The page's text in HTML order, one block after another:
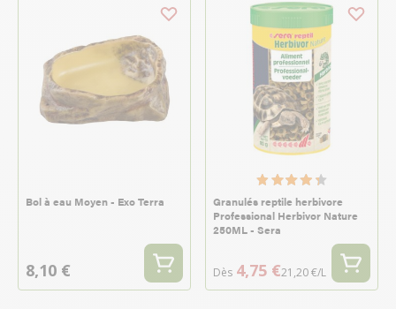
Bol à eau Moyen - Exo Terra
8,10 €
Granulés reptile herbivore
Professional Herbivor Nature
250ML - Sera
Dès 4,75 €21,20 €/L